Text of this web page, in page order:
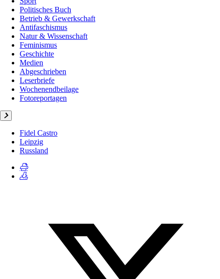
Politisches Buch
Betrieb & Gewerkschaft
Antifaschismus
Natur & Wissenschaft
Feminismus
Geschichte
Medien
Abgeschrieben
Leserbriefe
Wochenendbeilage
Fotoreportagen
Fidel Castro
Leipzig
Russland